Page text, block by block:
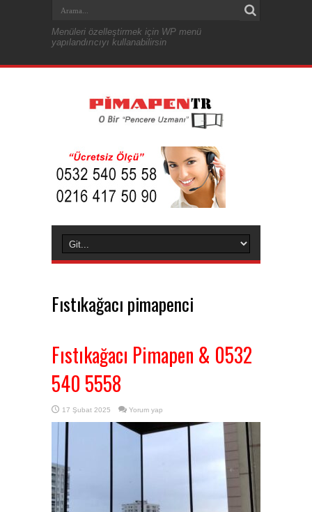
Menüleri özelleştirmek için WP menü
yapılandırıcıyı kullanabilirsin
Fıstıkağacı pimapenci
Fıstıkağacı Pimapen & 0532
540 5558
17 Şubat 2025 Yorum yap